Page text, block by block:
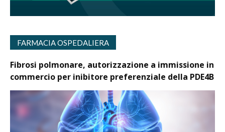
FARMACIA OSPEDALIERA
Fibrosi polmonare, autorizzazione a immissione in
commercio per inibitore preferenziale della PDE4B